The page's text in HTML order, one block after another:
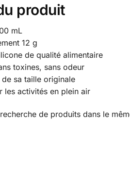
produit
mL
12 g
de qualité alimentaire
toxines, sans odeur
de sa taille originale
les activités en plein air
de produits dans le